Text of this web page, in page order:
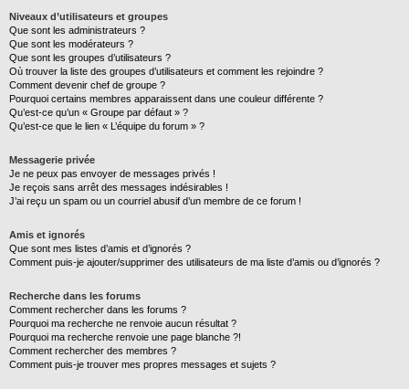
Niveaux d’utilisateurs et groupes
Que sont les administrateurs ?
Que sont les modérateurs ?
Que sont les groupes d’utilisateurs ?
Où trouver la liste des groupes d’utilisateurs et comment les rejoindre ?
Comment devenir chef de groupe ?
Pourquoi certains membres apparaissent dans une couleur différente ?
Qu’est-ce qu’un « Groupe par défaut » ?
Qu’est-ce que le lien « L’équipe du forum » ?
Messagerie privée
Je ne peux pas envoyer de messages privés !
Je reçois sans arrêt des messages indésirables !
J’ai reçu un spam ou un courriel abusif d’un membre de ce forum !
Amis et ignorés
Que sont mes listes d’amis et d’ignorés ?
Comment puis-je ajouter/supprimer des utilisateurs de ma liste d’amis ou d’ignorés ?
Recherche dans les forums
Comment rechercher dans les forums ?
Pourquoi ma recherche ne renvoie aucun résultat ?
Pourquoi ma recherche renvoie une page blanche ?!
Comment rechercher des membres ?
Comment puis-je trouver mes propres messages et sujets ?